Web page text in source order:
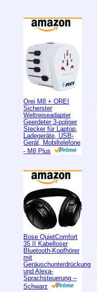
Orei M8 + OREI
Sicherster
Weltreiseadapter
Geerdeter 3-poliger
Stecker für Laptop,
Ladegeräte, USB-
Gerät, Mobiltelefone
- M8 Plus
Bose QuietComfort
35 II Kabelloser
Bluetooth-Kopfhörer
mit
Geräuschunterdrückung
und Alexa-
Sprachsteuerung –
Schwarz